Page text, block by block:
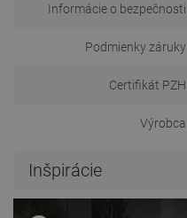
Informácie o bezpečnosti
Podmienky záruky
Certifikát PZH
Výrobca
Inšpirácie